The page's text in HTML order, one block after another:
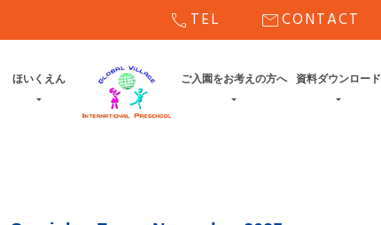
call TEL mailCONTACT
ほいくえん ご入園をお考えの方へ 資料ダウンロード